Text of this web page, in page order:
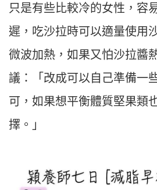
只是有些比較冷的女性，容
遲，吃沙拉時可以適量使用
微波加熱，如果又怕沙拉醬
議：「改成可以自己準備一
可，如果想平衡體質堅果類
擇。」